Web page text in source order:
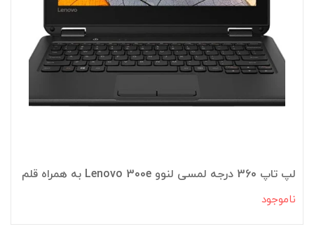
لپ تاپ 360 درجه لمسی لنوو Lenovo 300e به همراه قلم
ناموجود